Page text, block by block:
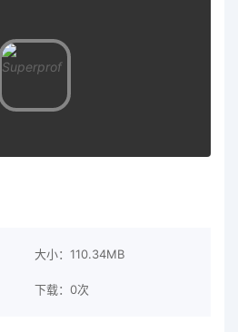
大小：110.34MB
下载：0次